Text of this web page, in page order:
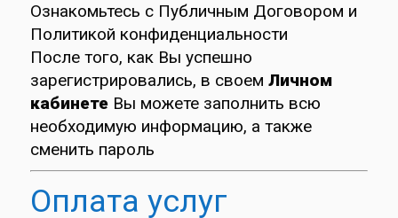
Ознакомьтесь с Публичным Договором и
Политикой конфиденциальности
После того, как Вы успешно
зарегистрировались, в своемЛичном
кабинете Вы можете заполнить всю
необходимую информацию, а также
сменить пароль
Оплата услуг